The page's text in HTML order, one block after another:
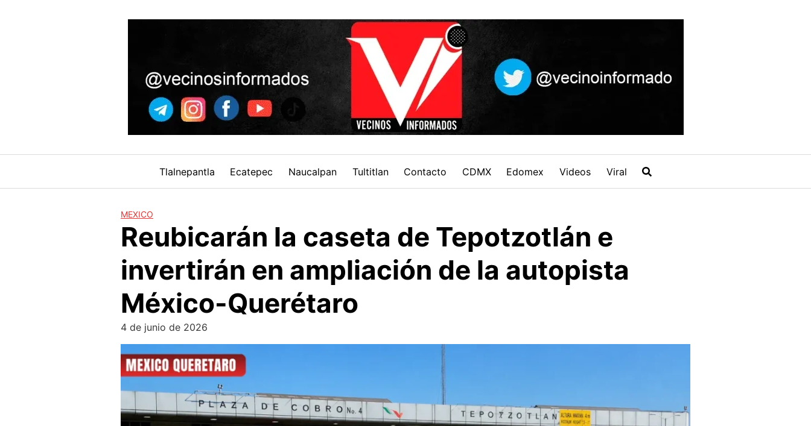
Tlalnepantla Ecatepec Naucalpan Tultitlan Contacto CDMX Edomex Videos Viral
MEXICO
Reubicarán la caseta de Tepotzotlán e
invertirán en ampliación de la autopista
México-Querétaro
4 de junio de 2026